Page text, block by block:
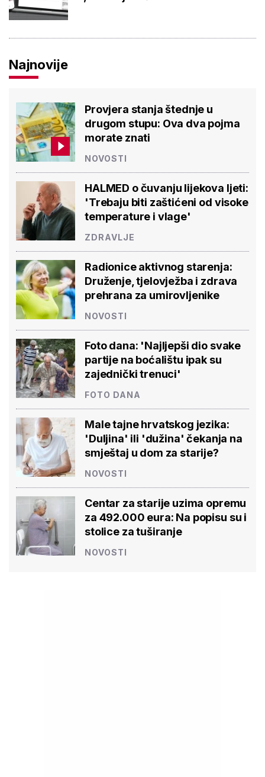
Najnovije
Provjera stanja štednje u
drugom stupu: Ova dva pojma
morate znati
NOVOSTI
HALMED o čuvanju lijekova ljeti:
'Trebaju biti zaštićeni od visoke
temperature i vlage'
ZDRAVLJE
Radionice aktivnog starenja:
Druženje, tjelovježba i zdrava
prehrana za umirovljenike
NOVOSTI
Foto dana: 'Najljepši dio svake
partije na boćalištu ipak su
zajednički trenuci'
FOTO DANA
Male tajne hrvatskog jezika:
'Duljina' ili 'dužina' čekanja na
smještaj u dom za starije?
NOVOSTI
Centar za starije uzima opremu
za 492.000 eura: Na popisu su i
stolice za tuširanje
NOVOSTI